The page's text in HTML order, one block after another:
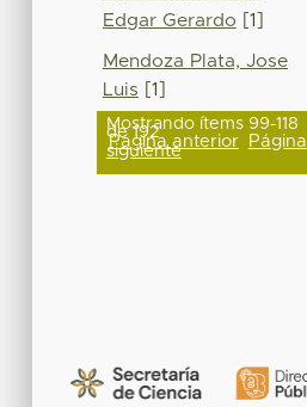
Edgar Gerardo [1]
Mendoza Plata, Jose
Luis [1]
Mostrando ítems 99-118
de 192
Página anterior Página
siguiente